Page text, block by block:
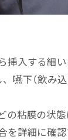
挿入する細
嚥下（飲み
の粘膜の状
を詳細に確認